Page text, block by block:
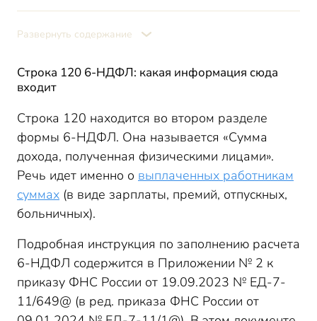
Контрольные соотношения
Развернуть содержание
Строка 120 6-НДФЛ: какая информация сюда
входит
Строка 120 находится во втором разделе
формы 6-НДФЛ. Она называется «Сумма
дохода, полученная физическими лицами».
Речь идет именно о выплаченных работникам
суммах (в виде зарплаты, премий, отпускных,
больничных).
Подробная инструкция по заполнению расчета
6-НДФЛ содержится в Приложении № 2 к
приказу ФНС России от 19.09.2023 № ЕД-7-
11/649@ (в ред. приказа ФНС России от